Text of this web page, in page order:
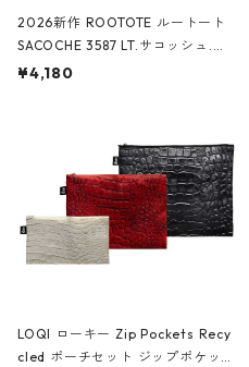
2026新作 ROOTOTE ルートート
SACOCHE 3587 LT.サコッシュ.ル
ミエ-B ショルダーバッグ グロスピ
¥4,180
LOQI ローキー Zip Pockets Recy
cled ポーチセット ジップポケット